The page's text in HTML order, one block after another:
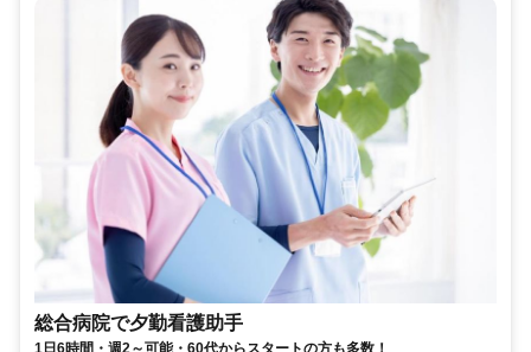
総合病院で夕勤看護助手
1日6時間・週2～可能・60代からスタートの方も多数！